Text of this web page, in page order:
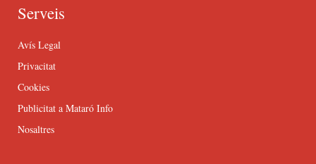
Serveis
Avís Legal
Privacitat
Cookies
Publicitat a Mataró Info
Nosaltres